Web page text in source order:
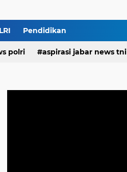
Pendidikan
polri aspirasi jabar news tni